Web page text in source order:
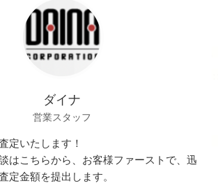
ダイナ
営業スタッフ
定いたします！
はこちらから、お客様ファーストで、迅
定金額を提出します。